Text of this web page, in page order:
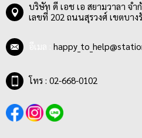
บริษัท ดี เอช เอ สยามวาลา จำ
เลขที่ 202 ถนนสุรวงศ์ เขตบาง
โทร : 02-668-0102